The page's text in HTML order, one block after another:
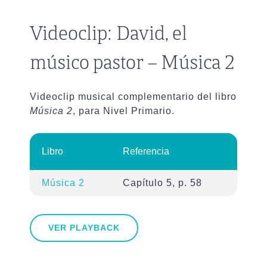
Videoclip: David, el
músico pastor – Música 2
Videoclip musical complementario del libro
Música 2, para Nivel Primario.
Libro Referencia
Música 2 Capítulo 5, p. 58
VER PLAYBACK